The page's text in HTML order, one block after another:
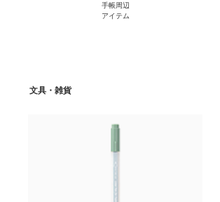
手帳周辺
アイテム
文具・雑貨